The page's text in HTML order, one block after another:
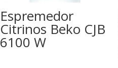
Espremedor
Citrinos Beko CJB
6100 W